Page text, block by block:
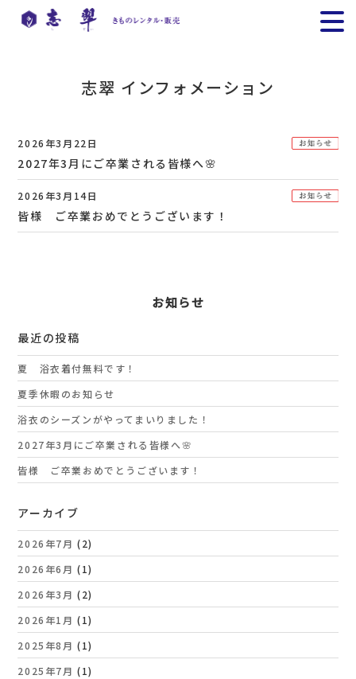
志翠 インフォメーション
2026年3月22日
2027年3月にご卒業される皆様へ🌸
2026年3月14日
皆様 ご卒業おめでとうございます！
お知らせ
最近の投稿
夏 浴衣着付無料です！
夏季休暇のお知らせ
浴衣のシーズンがやってまいりました！
2027年3月にご卒業される皆様へ🌸
皆様 ご卒業おめでとうございます！
アーカイブ
2026年7月 (2)
2026年6月 (1)
2026年3月 (2)
2026年1月 (1)
2025年8月 (1)
2025年7月 (1)